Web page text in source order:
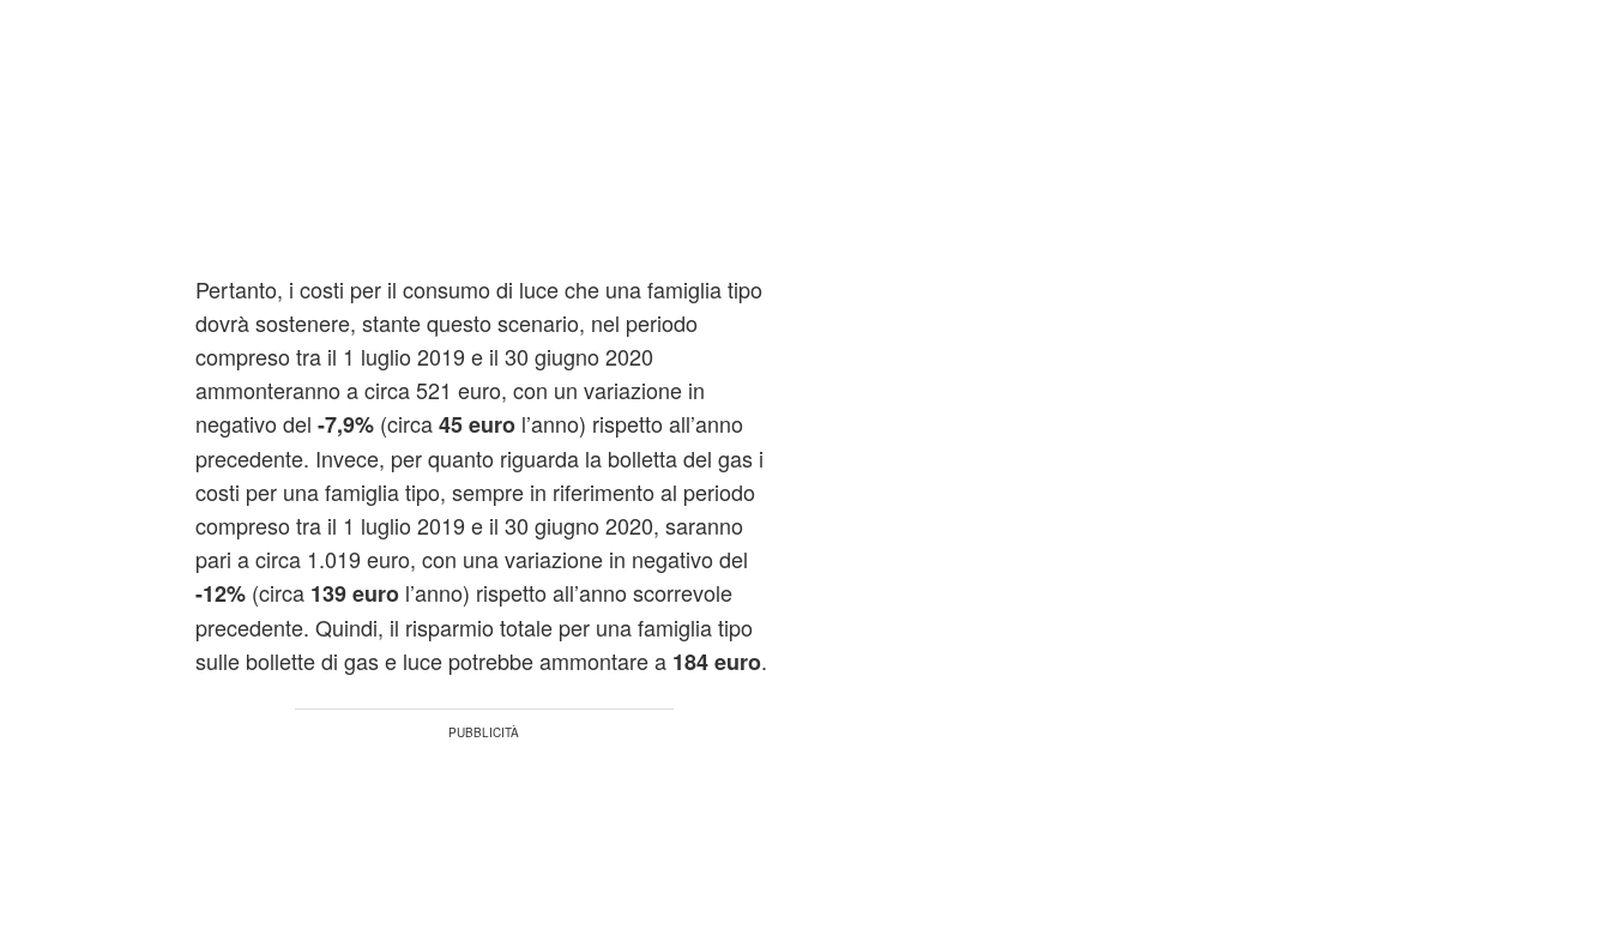
Pertanto, i costi per il consumo di luce che una famiglia tipo
dovrà sostenere, stante questo scenario, nel periodo
compreso tra il 1 luglio 2019 e il 30 giugno 2020
ammonteranno a circa 521 euro, con un variazione in
negativo del -7,9%(circa45 eurol’anno) rispetto all’anno
precedente. Invece, per quanto riguarda la bolletta del gas i
costi per una famiglia tipo, sempre in riferimento al periodo
compreso tra il 1 luglio 2019 e il 30 giugno 2020, saranno
pari a circa 1.019 euro, con una variazione in negativo del
-12%(circa 139 eurol’anno) rispetto all’anno scorrevole
precedente. Quindi, il risparmio totale per una famiglia tipo
sulle bollette di gas e luce potrebbe ammontare a 184 euro.